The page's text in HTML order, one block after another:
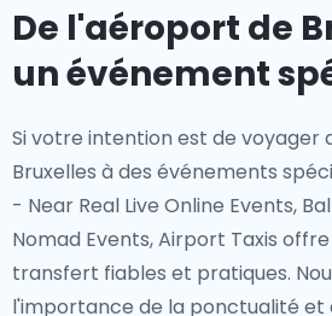
De l'aéroport de
un événement
Si votre intention est de voyager
Bruxelles à des événements
- Near Real Live Online Events,
Nomad Events, Airport Taxis
transfert fiables et pratiques.
l'importance de la ponctualité et